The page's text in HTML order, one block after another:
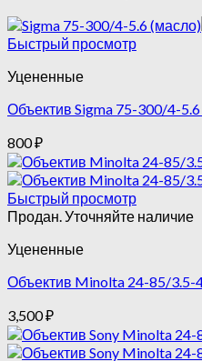
Быстрый просмотр
Уцененные
Объектив Sigma 75-300/4-
800₽
Быстрый просмотр
Продан. Уточняйте наличие
Уцененные
Объектив Minolta 24-85/
3,500₽